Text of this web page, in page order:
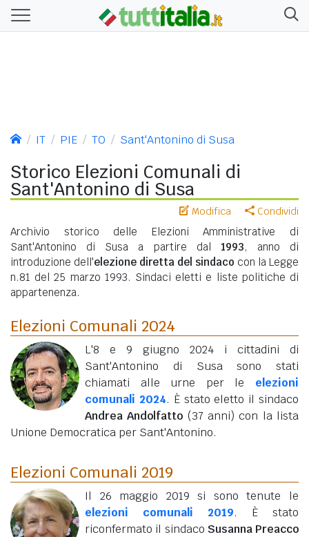
IT PIE TO Sant'Antonino di Susa
Storico Elezioni Comunali di
Sant'Antonino di Susa
Modifica Condividi
Archivio storico delle Elezioni Amministrative di
Sant'Antonino di Susa a partire dal 1993, anno di
introduzione dell'elezione diretta del sindaco con la Legge
n.81 del 25 marzo 1993. Sindaci eletti e liste politiche di
appartenenza.
Elezioni Comunali 2024
L'8 e 9 giugno 2024 i cittadini di
Sant'Antonino di Susa sono stati
chiamati alle urne per le elezioni
comunali 2024. È stato eletto il sindaco
Andrea Andolfatto (37 anni) con la lista
Unione Democratica per Sant'Antonino.
Elezioni Comunali 2019
Il 26 maggio 2019 si sono tenute le
elezioni comunali 2019. È stato
riconfermato il sindaco Susanna Preacco